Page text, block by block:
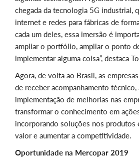
chegada da tecnologia 5G industrial,
internet e redes para fábricas de
cada um deles, essa imersão é
ampliar o portfólio, ampliar o ponto
implementar alguma coisa”, destaca
Agora, de volta ao Brasil, as
de receber acompanhamento
implementação de melhorias nas
transformar o conhecimento em
incorporando soluções nos produtos
valor e aumentar a competitividade.
Oportunidade na Mercopar 2019